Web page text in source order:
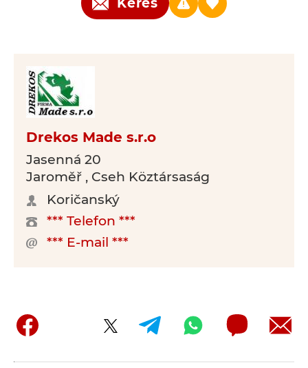
Drekos Made s.r.o
Jasenná 20
Jaroměř , Cseh Köztársaság
Koričanský
*** Telefon ***
*** E-mail ***